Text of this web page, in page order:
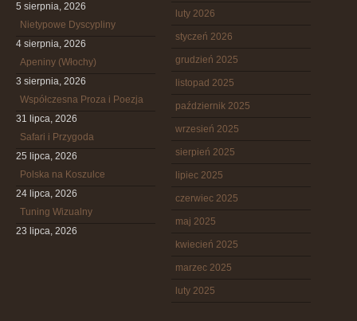
5 sierpnia, 2026
Nietypowe Dyscypliny
4 sierpnia, 2026
Apeniny (Włochy)
3 sierpnia, 2026
Współczesna Proza i Poezja
31 lipca, 2026
Safari i Przygoda
25 lipca, 2026
Polska na Koszulce
24 lipca, 2026
Tuning Wizualny
23 lipca, 2026
luty 2026
styczeń 2026
grudzień 2025
listopad 2025
październik 2025
wrzesień 2025
sierpień 2025
lipiec 2025
czerwiec 2025
maj 2025
kwiecień 2025
marzec 2025
luty 2025